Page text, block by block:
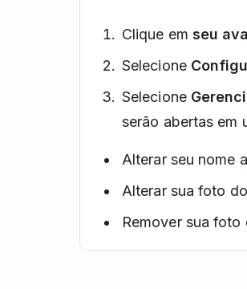
Clique em seu
Selecione
Selecione
serão abertas em
Alterar seu nome
Alterar sua foto
Remover sua